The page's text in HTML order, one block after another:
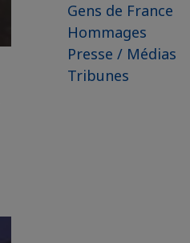
Gens de France
Hommages
Presse / Médias
Tribunes